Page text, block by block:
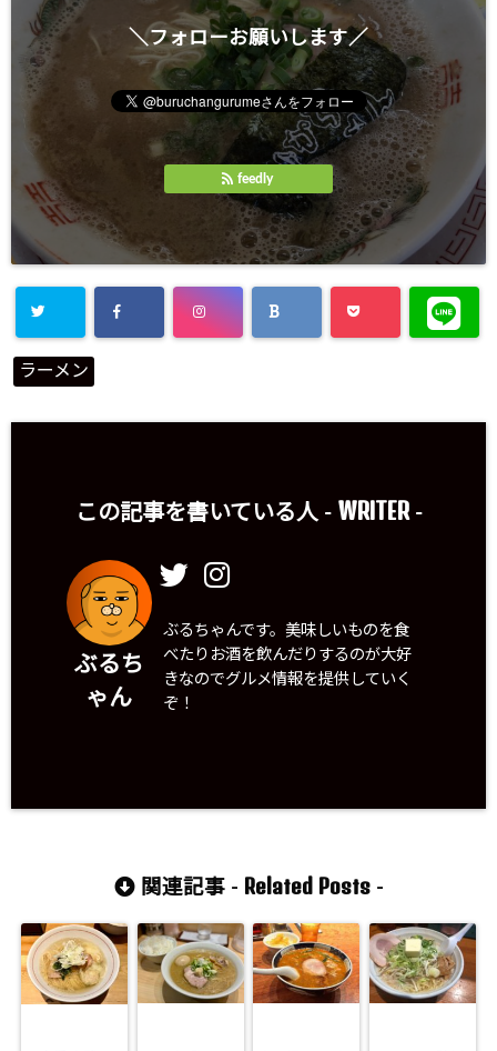
＼フォローお願いします／
feedly
ラーメン
この記事を書いている人 - WRITER-
ぶるち
ゃん
ぶるちゃんです。美味しいものを食
べたりお酒を飲んだりするのが大好
きなのでグルメ情報を提供していく
ぞ！
関連記事 - Related Posts-